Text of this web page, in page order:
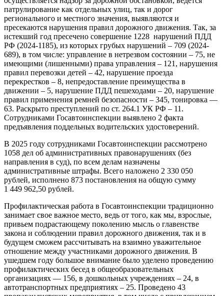
патрулирование как отдельных улиц, так и дорог
регионального и местного значения, выявляются и
пресекаются нарушения правил дорожного движения. Так, за
истекший год пресечено совершение 1228 нарушений ПДД
РФ (2024-1185), из которых грубых нарушений – 709 (2024-
689), в том числе: управление в нетрезвом состоянии – 75, не
имеющими (лишенными) права управления – 121, нарушения
правил перевозки детей – 42, нарушение проезда
перекрестков – 8, непредоставление преимущества в
движении – 5, нарушение ПДД пешеходами – 20, нарушение
правил применения ремней безопасности – 345, тонировка —
63. Раскрыто преступлений по ст. 264.1 УК РФ – 11.
Сотрудниками Госавтоинспекции выявлено 2 факта
предъявления поддельных водительских удостоверений.
В 2025 году сотрудниками Госавтоинспекции рассмотрено
1058 дел об административных правонарушениях (без
направления в суд), по всем делам назначены
административные штрафы. Всего наложено 2 330 050
рублей, исполнено 873 постановления на общую сумму
1 449 962,50 рублей.
Профилактическая работа в Госавтоинспекции традиционно
занимает свое важное место, ведь от того, как мы, взрослые,
привьем подрастающему поколению мысль о главенстве
закона и соблюдении правил дорожного движения, так и в
будущем сможем рассчитывать на взаимно уважительное
отношение между участниками дорожного движения. В
ушедшем году большое внимание было уделено проведению
профилактических бесед в общеобразовательных
организациях — 156, в дошкольных учреждениях – 24, в
автотранспортных предприятиях – 25. Проведено 43